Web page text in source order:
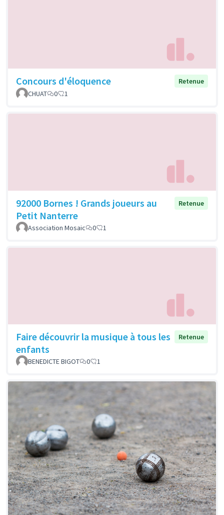
Concours d'éloquence
Retenue
CHUAT
0 1
92000 Bornes ! Grands joueurs au
Petit Nanterre
Retenue
Association Mosaic 0 1
Faire découvrir la musique à tous les
enfants
Retenue
BENEDICTE BIGOT 0 1